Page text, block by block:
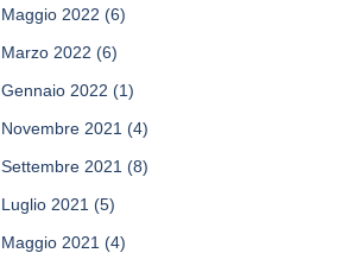
Maggio 2022 (6)
Marzo 2022 (6)
Gennaio 2022 (1)
Novembre 2021 (4)
Settembre 2021 (8)
Luglio 2021 (5)
Maggio 2021 (4)